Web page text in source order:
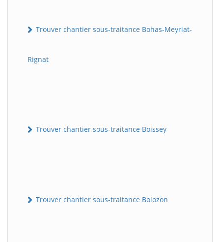
Trouver chantier sous-traitance Bohas-Meyriat-
Rignat
Trouver chantier sous-traitance Boissey
Trouver chantier sous-traitance Bolozon